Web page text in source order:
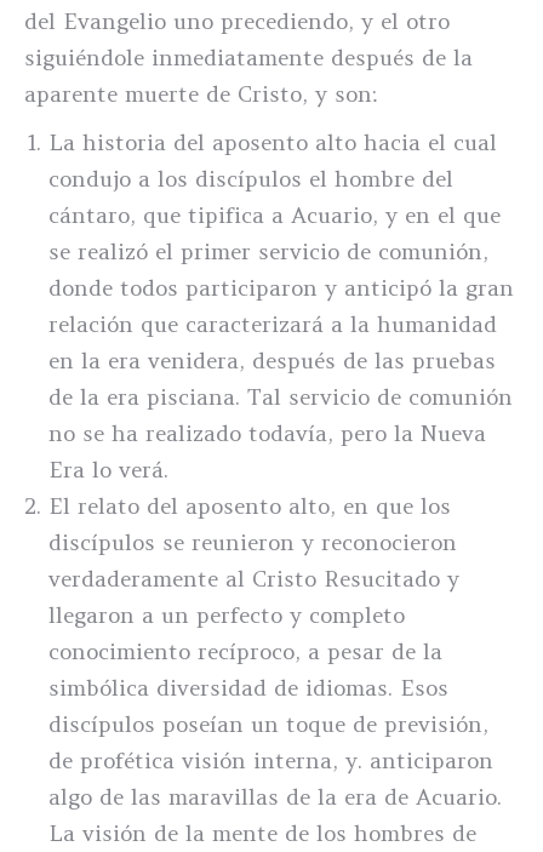
del Evangelio uno precediendo, y el otro
siguiéndole inmediatamente después de la
aparente muerte de Cristo, y son:
La historia del aposento alto hacia el cual
condujo a los discípulos el hombre del
cántaro, que tipifica a Acuario, y en el que
se realizó el primer servicio de comunión,
donde todos participaron y anticipó la gran
relación que caracterizará a la humanidad
en la era venidera, después de las pruebas
de la era pisciana. Tal servicio de comunión
no se ha realizado todavía, pero la Nueva
Era lo verá.
El relato del aposento alto, en que los
discípulos se reunieron y reconocieron
verdaderamente al Cristo Resucitado y
llegaron a un perfecto y completo
conocimiento recíproco, a pesar de la
simbólica diversidad de idiomas. Esos
discípulos poseían un toque de previsión,
de profética visión interna, y. anticiparon
algo de las maravillas de la era de Acuario.
La visión de la mente de los hombres de